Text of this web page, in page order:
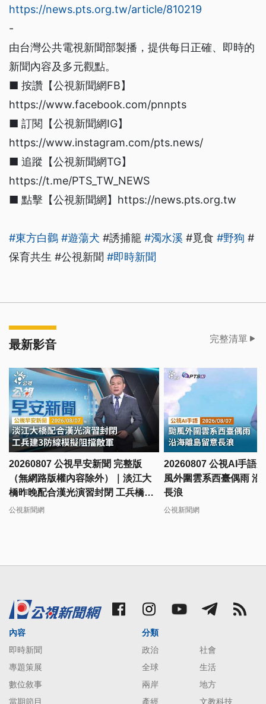
https://news.pts.org.tw/article/810219
-
由台灣公共電視新聞部製播，提供每日正確、即時的
新聞內容及多元觀點。
■ 按讚【公視新聞網FB】
https://www.facebook.com/pnnpts
■ 訂閱【公視新聞網IG】
https://www.instagram.com/pts.news/
■ 追蹤【公視新聞網TG】
https://t.me/PTS_TW_NEWS
■ 點擊【公視新聞網】https://news.pts.org.tw
#東方白鸛 #遊蕩犬 #誘捕籠 #濁水溪 #覓食 #野狗 #
保育共生 #公視新聞 #即時新聞
最新影音 完整清單
20260807 公視早安新聞 完整版
（無網路版權內容除外）｜淡江大
橋昨晚配合漢光演習封閉 工兵橋上
建3防線模擬阻敵
公視新聞網
20260807 公視AI手語
風外圍雲系西臺偶雨 沿
長浪
公視新聞網
內容
即時新聞
專題策展
數位敘事
當期節目
分類
政治
社會
全球
生活
兩岸
地方
產經
文教科技